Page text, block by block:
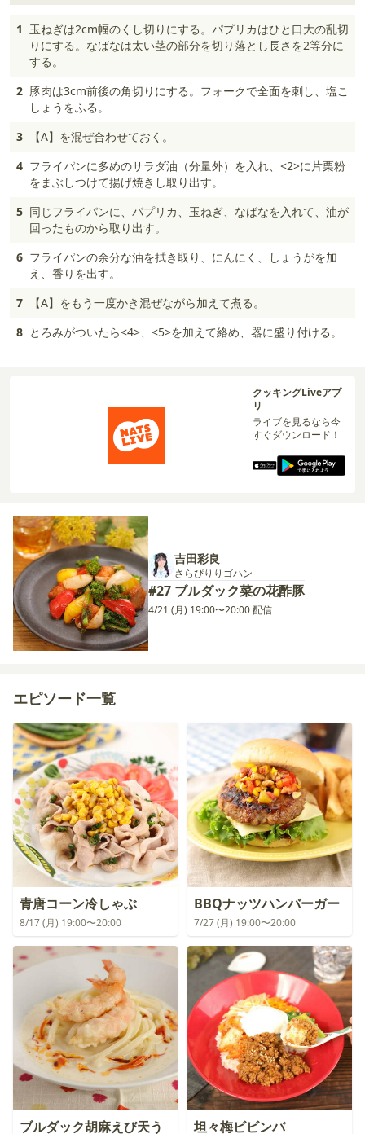
1 玉ねぎは2cm幅のくし切りにする。パプリカはひと口大の乱切
りにする。なばなは太い茎の部分を切り落とし長さを2等分に
する。
2 豚肉は3cm前後の角切りにする。フォークで全面を刺し、塩こ
しょうをふる。
3
【A】を混ぜ合わせておく。
4 フライパンに多めのサラダ油（分量外）を入れ、<2>に片栗粉
をまぶしつけて揚げ焼きし取り出す。
5 同じフライパンに、パプリカ、玉ねぎ、なばなを入れて、油が
回ったものから取り出す。
6 フライパンの余分な油を拭き取り、にんにく、しょうがを加
え、香りを出す。
7
【A】をもう一度かき混ぜながら加えて煮る。
8 とろみがついたら<4>、<5>を加えて絡め、器に盛り付ける。
クッキングLiveアプ
リ
ライブを見るなら今
すぐダウンロード！
吉田彩良
さらぴりりゴハン
#27 ブルダック菜の花酢豚
4/21 (月) 19:00〜20:00 配信
エピソード一覧
青唐コーン冷しゃぶ
8/17 (月) 19:00〜20:00
BBQナッツハンバーガー
7/27 (月) 19:00〜20:00
ブルダック胡麻えび天う 坦々梅ビビンバ